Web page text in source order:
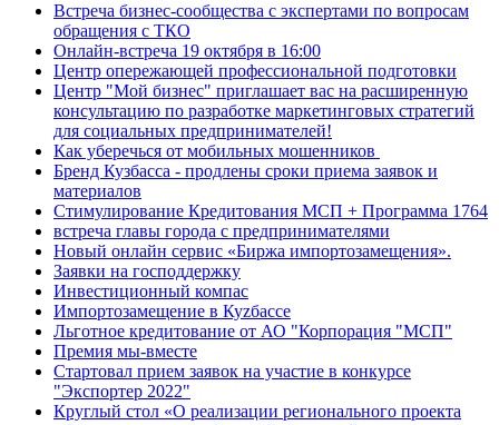
Встреча бизнес-сообщества с экспертами по вопросам
обращения с ТКО
Онлайн-встреча 19 октября в 16:00
Центр опережающей профессиональной подготовки
Центр "Мой бизнес" приглашает вас на расширенную
консультацию по разработке маркетинговых стратегий
для социальных предпринимателей!
Как уберечься от мобильных мошенников
Бренд Кузбасса - продлены сроки приема заявок и
материалов
Стимулирование Кредитования МСП + Программа 1764
встреча главы города с предпринимателями
Новый онлайн сервис «Биржа импортозамещения».
Заявки на господдержку
Инвестиционный компас
Импортозамещение в Куzбассе
Льготное кредитование от АО "Корпорация "МСП"
Премия мы-вместе
Стартовал прием заявок на участие в конкурсе
"Экспортер 2022"
Круглый стол «О реализации регионального проекта